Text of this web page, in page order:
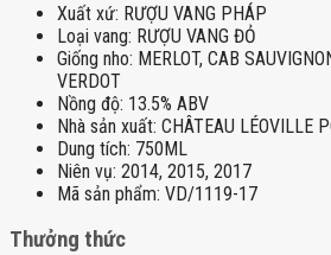
Xuất xứ: RƯỢU VANG PHÁP
Loại vang: RƯỢU VANG ĐỎ
Giống nho: MERLOT, CAB
VERDOT
Nồng độ: 13.5% ABV
Nhà sản xuất: CHÂTEAU LÉOVILLE
Dung tích: 750ML
Niên vụ: 2014, 2015, 2017
Mã sản phẩm: VD/1119-17
Thưởng thức